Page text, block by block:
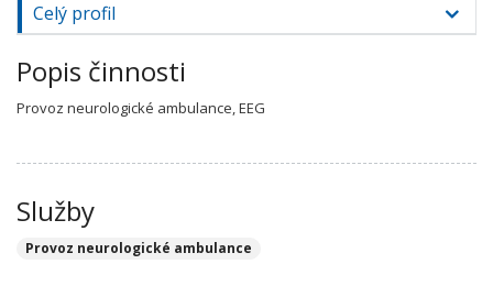
Celý profil
Popis činnosti
Provoz neurologické ambulance, EEG
Služby
Provoz neurologické ambulance